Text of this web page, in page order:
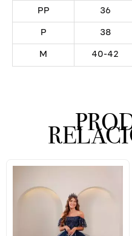
PP
36
P 38
M 40-42